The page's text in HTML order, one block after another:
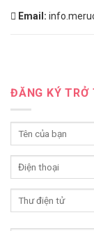
Email:
ĐĂNG KÝ TRỞ